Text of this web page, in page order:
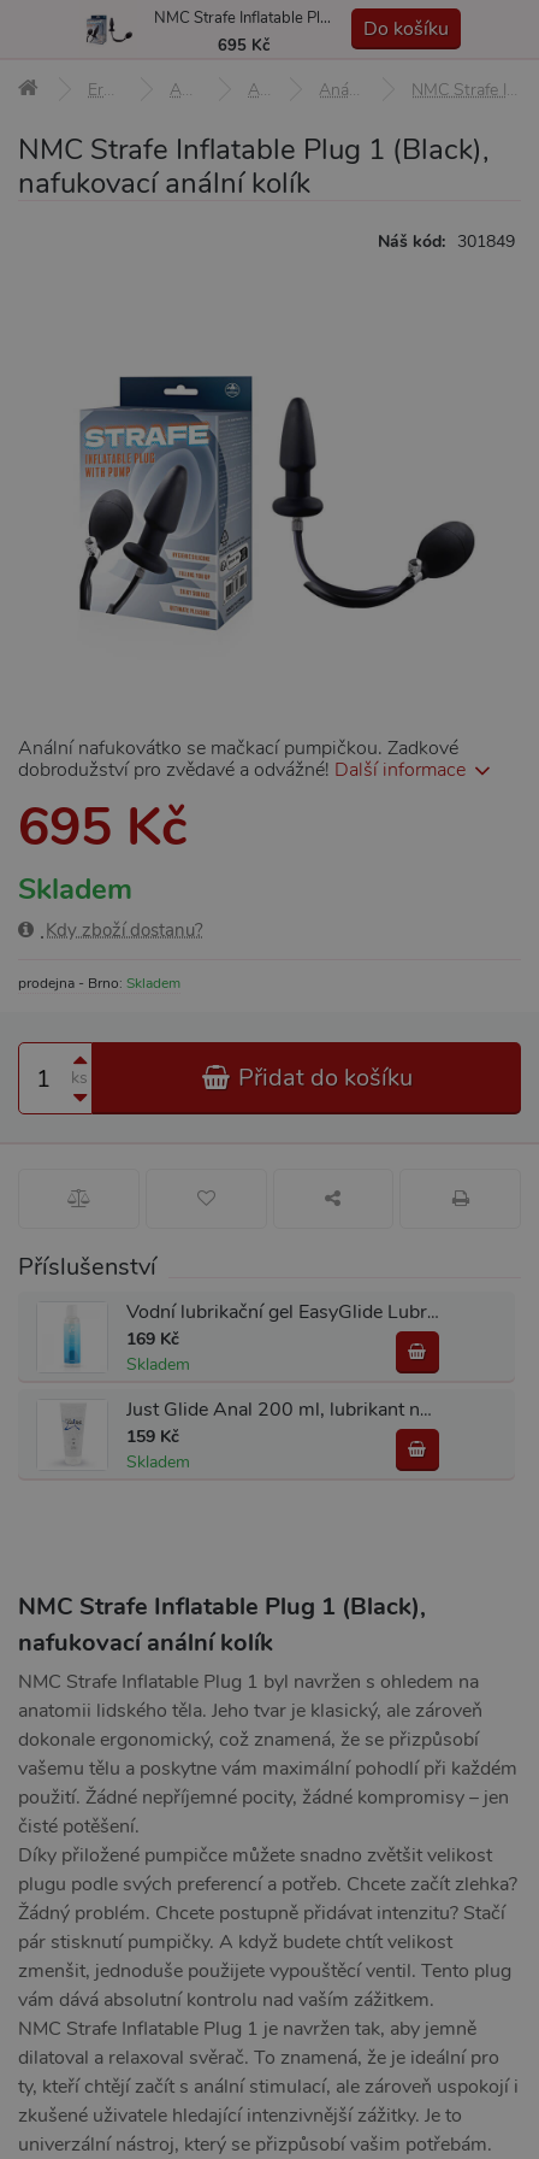
MENU
Erotické pomůcky Anální pomůcky Anální kolíky Anální kolíky nafukovací NMC Strafe Inflatable Plug 1 (Black), nafukovací anální kolík
NMC Strafe Inflatable Plug 1 (Black),
nafukovací anální kolík
Náš kód: 301849
Anální nafukovátko se mačkací pumpičkou. Zadkové
dobrodužství pro zvědavé a odvážné! Další informace
695 Kč
Skladem
Kdy zboží dostanu?
prodejna - Brno: Skladem
ks Přidat do košíku
Příslušenství
Vodní lubrikační gel EasyGlide Lubricant 150 ml
169 Kč
Skladem
Just Glide Anal 200 ml, lubrikant na vodní bázi
159 Kč
Skladem
NMC Strafe Inflatable Plug 1 (Black), nafukovací anální kolík
695 Kč
Do košíku
NMC Strafe Inflatable Plug 1 (Black),
nafukovací anální kolík
NMC Strafe Inflatable Plug 1 byl navržen s ohledem na
anatomii lidského těla. Jeho tvar je klasický, ale zároveň
dokonale ergonomický, což znamená, že se přizpůsobí
vašemu tělu a poskytne vám maximální pohodlí při každém
použití. Žádné nepříjemné pocity, žádné kompromisy – jen
čisté potěšení.
Díky přiložené pumpičce můžete snadno zvětšit velikost
plugu podle svých preferencí a potřeb. Chcete začít zlehka?
Žádný problém. Chcete postupně přidávat intenzitu? Stačí
pár stisknutí pumpičky. A když budete chtít velikost
zmenšit, jednoduše použijete vypouštěcí ventil. Tento plug
vám dává absolutní kontrolu nad vaším zážitkem.
NMC Strafe Inflatable Plug 1 je navržen tak, aby jemně
dilatoval a relaxoval svěrač. To znamená, že je ideální pro
ty, kteří chtějí začít s anální stimulací, ale zároveň uspokojí i
zkušené uživatele hledající intenzivnější zážitky. Je to
univerzální nástroj, který se přizpůsobí vašim potřebám.